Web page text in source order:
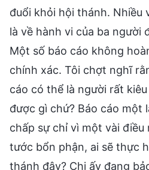
đuổi khỏi hội thánh. Nhiều
là về hành vi của ba người
Một số báo cáo không
chính xác. Tôi chợt nghĩ
cáo có thể là người rất
được gì chứ? Báo cáo một
chấp sự chỉ vì một vài điều
tước bổn phận, ai sẽ thực
thánh đây? Chị ấy đang